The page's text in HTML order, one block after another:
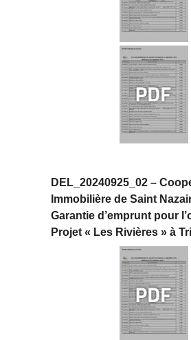
DEL_20240925_02 –
Immobilière de Saint
Garantie d’emprunt pour
Projet « Les Rivières » à